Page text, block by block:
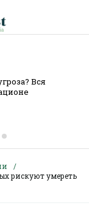
Вся
рискуют умереть